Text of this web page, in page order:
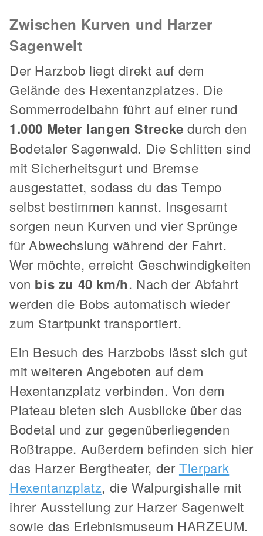
Zwischen Kurven und Harzer
Sagenwelt
Der Harzbob liegt direkt auf dem
Gelände des Hexentanzplatzes. Die
Sommerrodelbahn führt auf einer rund
1.000 Meter langen Strecke durch den
Bodetaler Sagenwald. Die Schlitten sind
mit Sicherheitsgurt und Bremse
ausgestattet, sodass du das Tempo
selbst bestimmen kannst. Insgesamt
sorgen neun Kurven und vier Sprünge
für Abwechslung während der Fahrt.
Wer möchte, erreicht Geschwindigkeiten
von bis zu 40 km/h. Nach der Abfahrt
werden die Bobs automatisch wieder
zum Startpunkt transportiert.
Ein Besuch des Harzbobs lässt sich gut
mit weiteren Angeboten auf dem
Hexentanzplatz verbinden. Von dem
Plateau bieten sich Ausblicke über das
Bodetal und zur gegenüberliegenden
Roßtrappe. Außerdem befinden sich hier
das Harzer Bergtheater, der Tierpark
Hexentanzplatz, die Walpurgishalle mit
ihrer Ausstellung zur Harzer Sagenwelt
sowie das Erlebnismuseum HARZEUM.